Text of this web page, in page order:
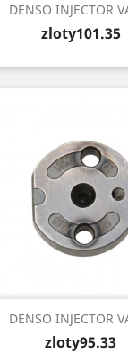
DENSO INJECTOR
Price
zloty101.35
DENSO INJECTOR
Price
zloty95.33